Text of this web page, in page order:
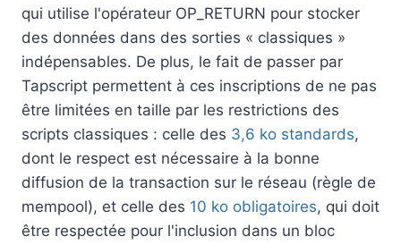
qui utilise l'opérateur OP_RETURN pour stocker
des données dans des sorties « classiques »
indépensables. De plus, le fait de passer par
Tapscript permettent à ces inscriptions de ne pas
être limitées en taille par les restrictions des
scripts classiques : celle des 3,6 ko standards,
dont le respect est nécessaire à la bonne
diffusion de la transaction sur le réseau (règle de
mempool), et celle des 10 ko obligatoires, qui doit
être respectée pour l'inclusion dans un bloc